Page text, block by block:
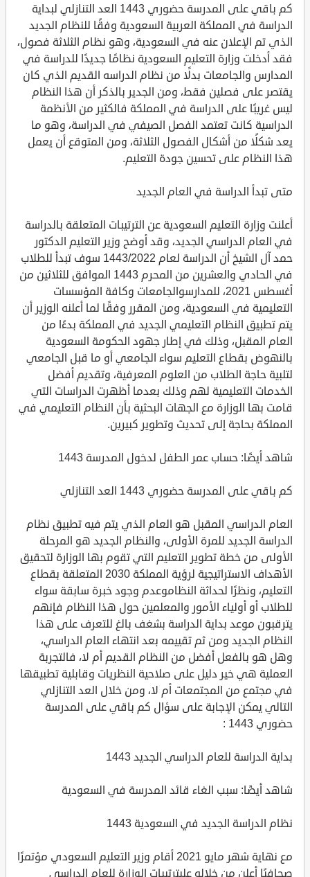
كم باقي على المدرسة حضوري 1443 العد التنازلي لبداية
الدراسة في المملكة العربية السعودية وفقًا للنظام الجديد
الذي تم الإعلان عنه في السعودية، وهو نظام الثلاثة فصول،
فقد أدخلت وزارة التعليم السعودية نظامًا جديدًا للدراسة في
المدارس والجامعات بدلًا من نظام الدراسه القديم الذي كان
يقتصر على فصلين فقط، ومن الجدير بالذكر أن هذا النظام
ليس غريبًا على الدراسة في المملكة فالكثير من الأنظمة
الدراسية كانت تعتمد الفصل الصيفي في الدراسة، وهو ما
يعد شكلًا من أشكال الفصول الثلاثة، ومن المتوقع أن يعمل
هذا النظام على تحسين جودة التعليم.
متى تبدأ الدراسة في العام الجديد
أعلنت وزارة التعليم السعودية عن الترتيبات المتعلقة بالدراسة
في العام الدراسي الجديد، وقد أوضح وزير التعليم الدكتور
حمد آل الشيخ أن الدراسة لعام 1443/2022 سوف تبدأ للطلاب
في الحادي والعشرين من المحرم 1443 الموافق للثلاثين من
أغسطس 2021، للمدارسوالجامعات وكافة المؤسسات
التعليمية في السعودية، ومن المقرر وفقًا لما أعلنه الوزير أن
يتم تطبيق النظام التعليمي الجديد في المملكة بدءًا من
العام المقبل، وذلك في إطار جهود الحكومة السعودية
بالنهوض بقطاع التعليم سواء الجامعي أو ما قبل الجامعي
لتلبية حاجة الطلاب من العلوم المعرفية، وتقديم أفضل
الخدمات التعليمية لهم وذلك بعدما أظهرت الدراسات التي
قامت بها الوزارة مع الجهات البحثية بأن النظام التعليمي في
المملكة بحاجة إلى تحديث وتطوير كبيرين.
شاهد أيضًا: حساب عمر الطفل لدخول المدرسة 1443
كم باقي على المدرسة حضوري 1443 العد التنازلي
العام الدراسي المقبل هو العام الذي يتم فيه تطبيق نظام
الدراسة الجديد للمرة الأولى، والنظام الجديد هو المرحلة
الأولى من خطة تطوير التعليم التي تقوم بها الوزارة لتحقيق
الأهداف الاستراتيجية لرؤية المملكة 2030 المتعلقة بقطاع
التعليم، ونظرًا لحداثة النظاموعدم وجود خبرة سابقة سواء
للطلاب أو أولياء الأمور والمعلمين حول هذا النظام فإنهم
يترقبون موعد بداية الدراسة بشغف بالغ للتعرف على هذا
النظام الجديد ومن ثم تقييمه بعد انتهاء العام الدراسي،
وهل هو بالفعل أفضل من النظام القديم أم لا، فالتجربة
العملية هي خير دليل على صلاحية النظريات وقابلية تطبيقها
في مجتمع من المجتمعات أم لا، ومن خلال العد التنازلي
التالي يمكن الإجابة على سؤال كم باقي على المدرسة
حضوري 1443 :
بداية الدراسة للعام الدراسي الجديد 1443
شاهد أيضًا: سبب الغاء قائد المدرسة في السعودية
نظام الدراسة الجديد في السعودية 1443
مع نهاية شهر مايو 2021 أقام وزير التعليم السعودي مؤتمرًا
صحافيًا أعلن من خلاله علىترتيبات الوزارة للعام الدراسي